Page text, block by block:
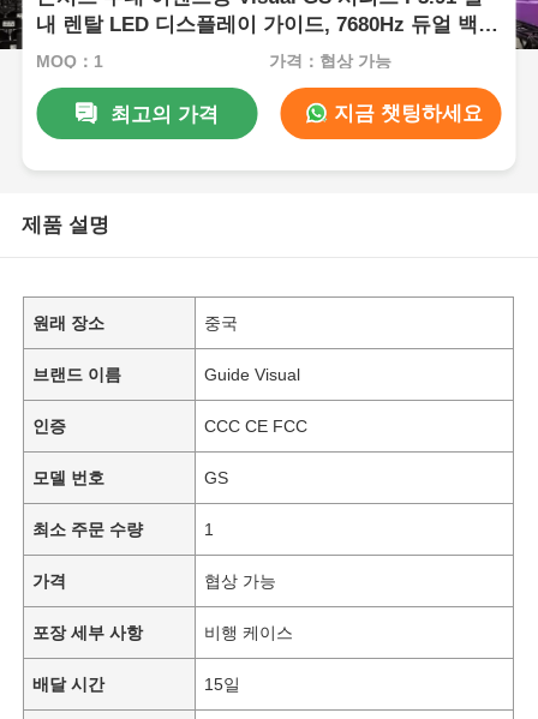
내 렌탈 LED 디스플레이 가이드, 7680Hz 듀얼 백업
빠른 잠금
MOQ：1 가격：협상 가능
최고의 가격 지금 챗팅하세요
제품 설명
원래 장소 중국
브랜드 이름 Guide Visual
인증 CCC CE FCC
모델 번호 GS
최소 주문 수량 1
가격 협상 가능
포장 세부 사항 비행 케이스
배달 시간 15일